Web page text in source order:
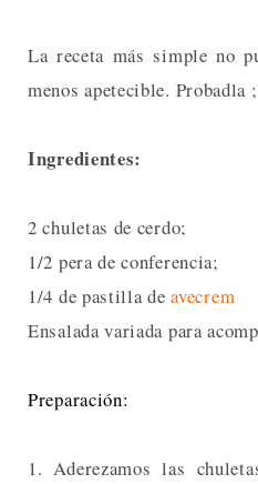
La receta más simple no
menos apetecible. Probadla
Ingredientes:
2 chuletas de cerdo;
1/2 pera de conferencia;
1/4 de pastilla deavecrem
Ensalada variada para
Preparación:
1. Aderezamos las